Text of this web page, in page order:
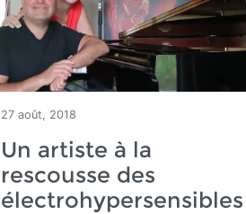
27 août, 2018
Un artiste à la
rescousse des
électrohypersensibles